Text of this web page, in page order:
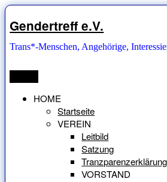
Zum
Inhalt
springen
Gendertreff e.V.
Trans*-Menschen, Angehörige,
HOME
Startseite
VEREIN
Leitbild
Satzung
Tranzparenzerklärung
VORSTAND